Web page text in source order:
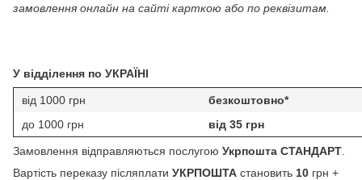
замовлення онлайн на сайті карткою або по реквізитам.
У відділення по УКРАЇНІ
від 1000 грн
безкоштовно*
до 1000 грн
від 35 грн
Замовлення відправляються послугою Укрпошта СТАНДАРТ
Вартість переказу післяплати УКРПОШТА становить 10 грн +